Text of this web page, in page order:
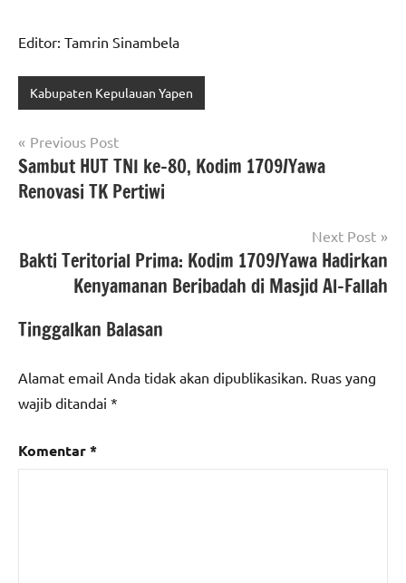
Editor: Tamrin Sinambela
Kabupaten Kepulauan Yapen
Navigasi
pos
Previous Post
Sambut HUT TNI ke-80, Kodim 1709/Yawa
Renovasi TK Pertiwi
Next Post
Bakti Teritorial Prima: Kodim 1709/Yawa Hadirkan
Kenyamanan Beribadah di Masjid Al-Fallah
Tinggalkan Balasan
Alamat email Anda tidak akan dipublikasikan. Ruas yang
wajib ditandai *
Komentar*